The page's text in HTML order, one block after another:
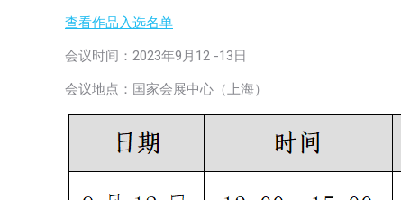
查看作品入选名单
会议时间：2023年9月12 -13日
会议地点：国家会展中心（上海）